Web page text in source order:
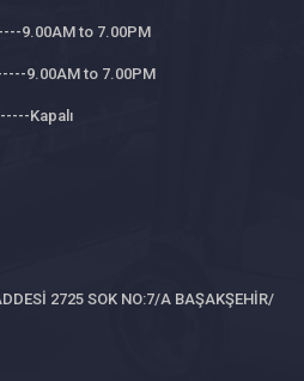
9.00AM to 7.00PM
9.00AM to 7.00PM
Kapalı
2725 SOK NO:7/A BAŞAKŞEHİR/